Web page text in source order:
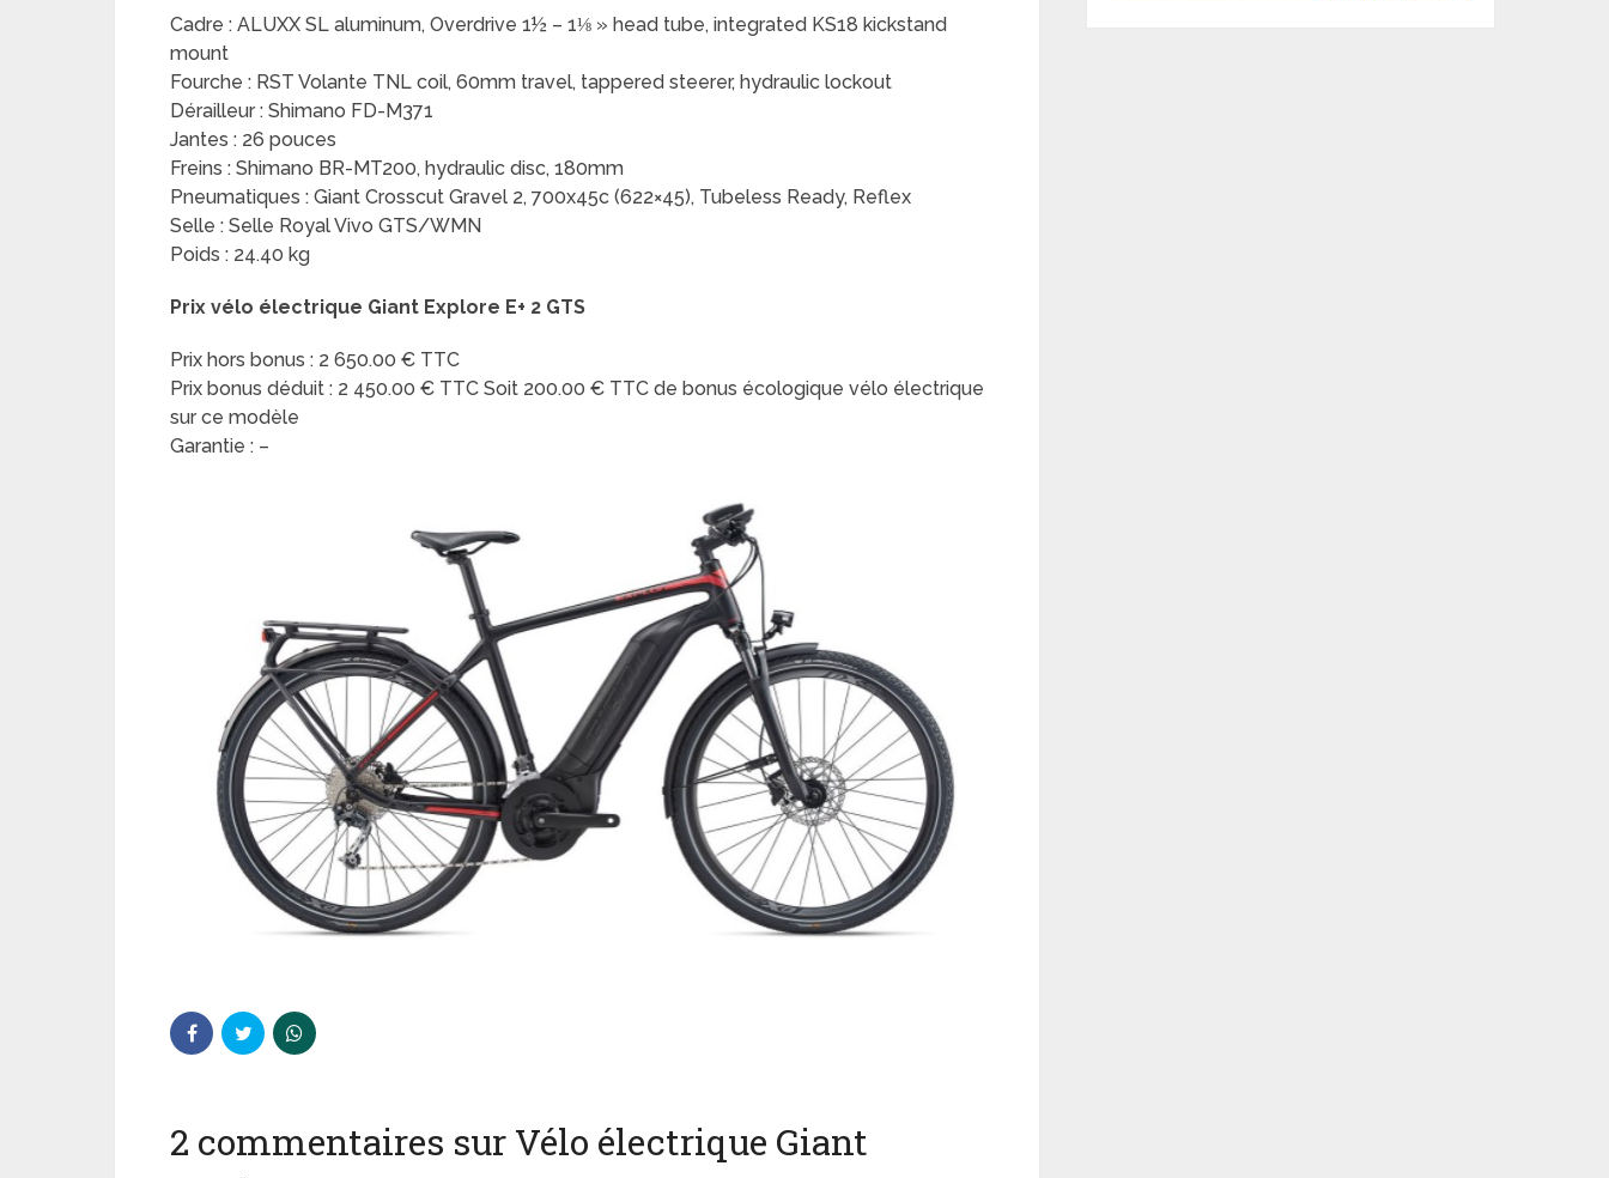
Cadre : ALUXX SL aluminum, Overdrive 1½ – 1⅛ » head tube, integrated KS18 kickstand
mount
Fourche : RST Volante TNL coil, 60mm travel, tappered steerer, hydraulic lockout
Dérailleur : Shimano FD-M371
Jantes : 26 pouces
Freins : Shimano BR-MT200, hydraulic disc, 180mm
Pneumatiques : Giant Crosscut Gravel 2, 700x45c (622×45), Tubeless Ready, Reflex
Selle : Selle Royal Vivo GTS/WMN
Poids : 24.40 kg
Prix vélo électrique Giant Explore E+ 2 GTS
Prix hors bonus : 2 650.00 € TTC
Prix bonus déduit : 2 450.00 € TTC Soit 200.00 € TTC de bonus écologique vélo électrique
sur ce modèle
Garantie : –
2 commentaires sur Vélo électrique Giant